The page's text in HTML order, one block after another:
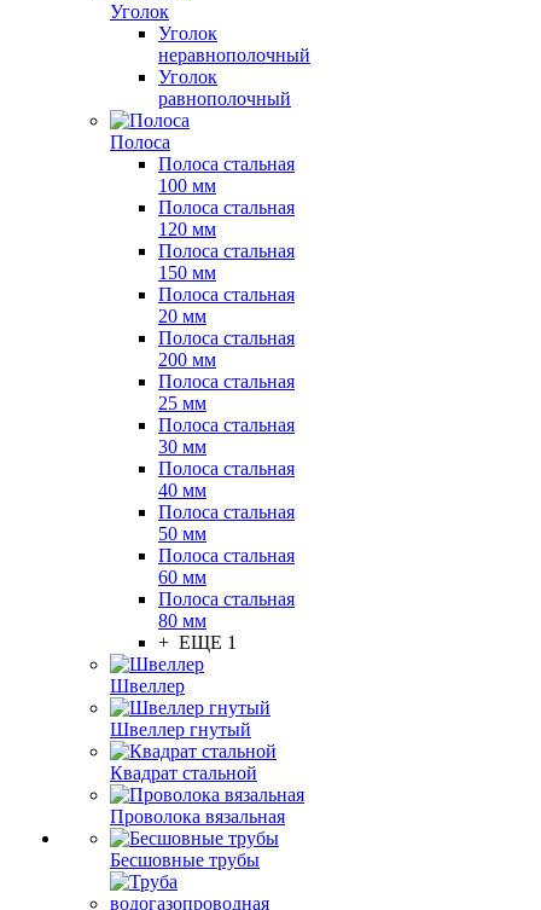
Уголок
Уголок
неравнополочный
Уголок
равнополочный
Полоса
Полоса стальная
100 мм
Полоса стальная
120 мм
Полоса стальная
150 мм
Полоса стальная
20 мм
Полоса стальная
200 мм
Полоса стальная
25 мм
Полоса стальная
30 мм
Полоса стальная
40 мм
Полоса стальная
50 мм
Полоса стальная
60 мм
Полоса стальная
80 мм
+ ЕЩЕ 1
Швеллер
Швеллер гнутый
Квадрат стальной
Проволока вязальная
Бесшовные трубы